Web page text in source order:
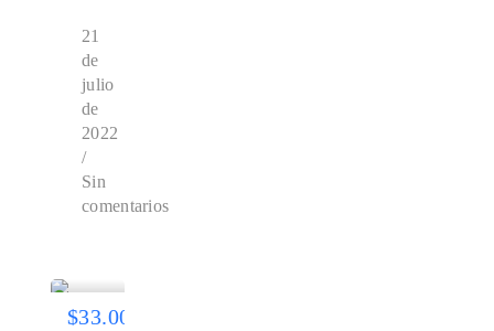
21
de
julio
de
2022
/
Sin
comentarios
$33.00